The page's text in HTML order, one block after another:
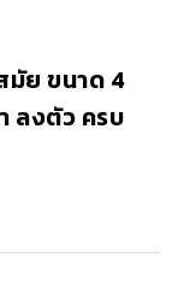
มัย ขนาด 4
ลงตัว ครบ